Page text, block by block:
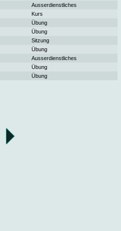
Ausserdienstliches
Kurs
Übung
Übung
Sitzung
Übung
Ausserdienstliches
Übung
Übung